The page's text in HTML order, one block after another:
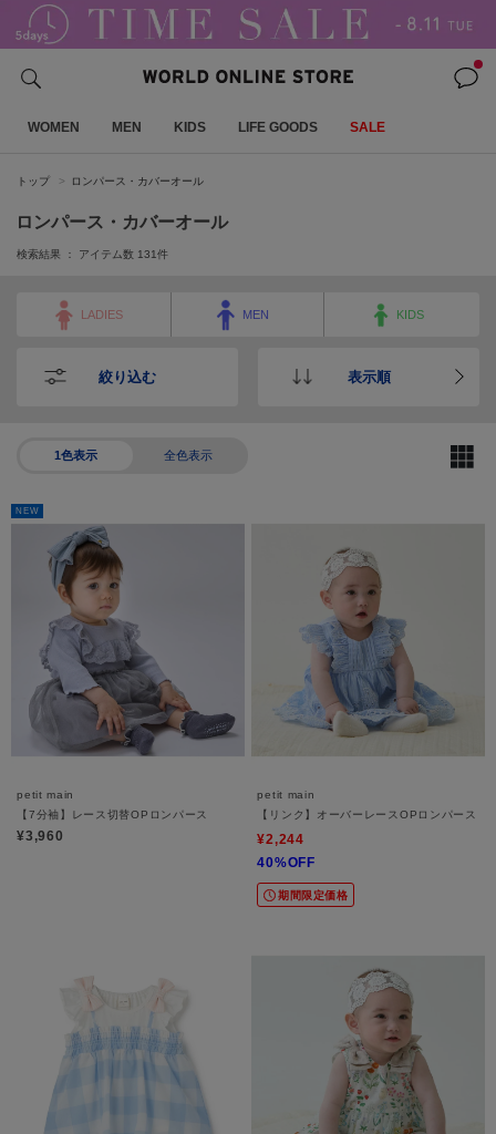
WOMEN MEN KIDS LIFE GOODS SALE
トップ ロンパース・カバーオール
ロンパース・カバーオール
検索結果 ： アイテム数 131件
LADIES MEN KIDS
絞り込む 表示順
1色表示 全色表示
NEW
petit main
【7分袖】レース切替OPロンパース
¥3,960
petit main
【リンク】オーバーレースOPロンパース
¥2,244
40%OFF
期間限定価格